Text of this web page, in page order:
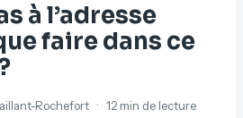
à l’adresse
faire dans ce
Rochefort · 12 min de lecture